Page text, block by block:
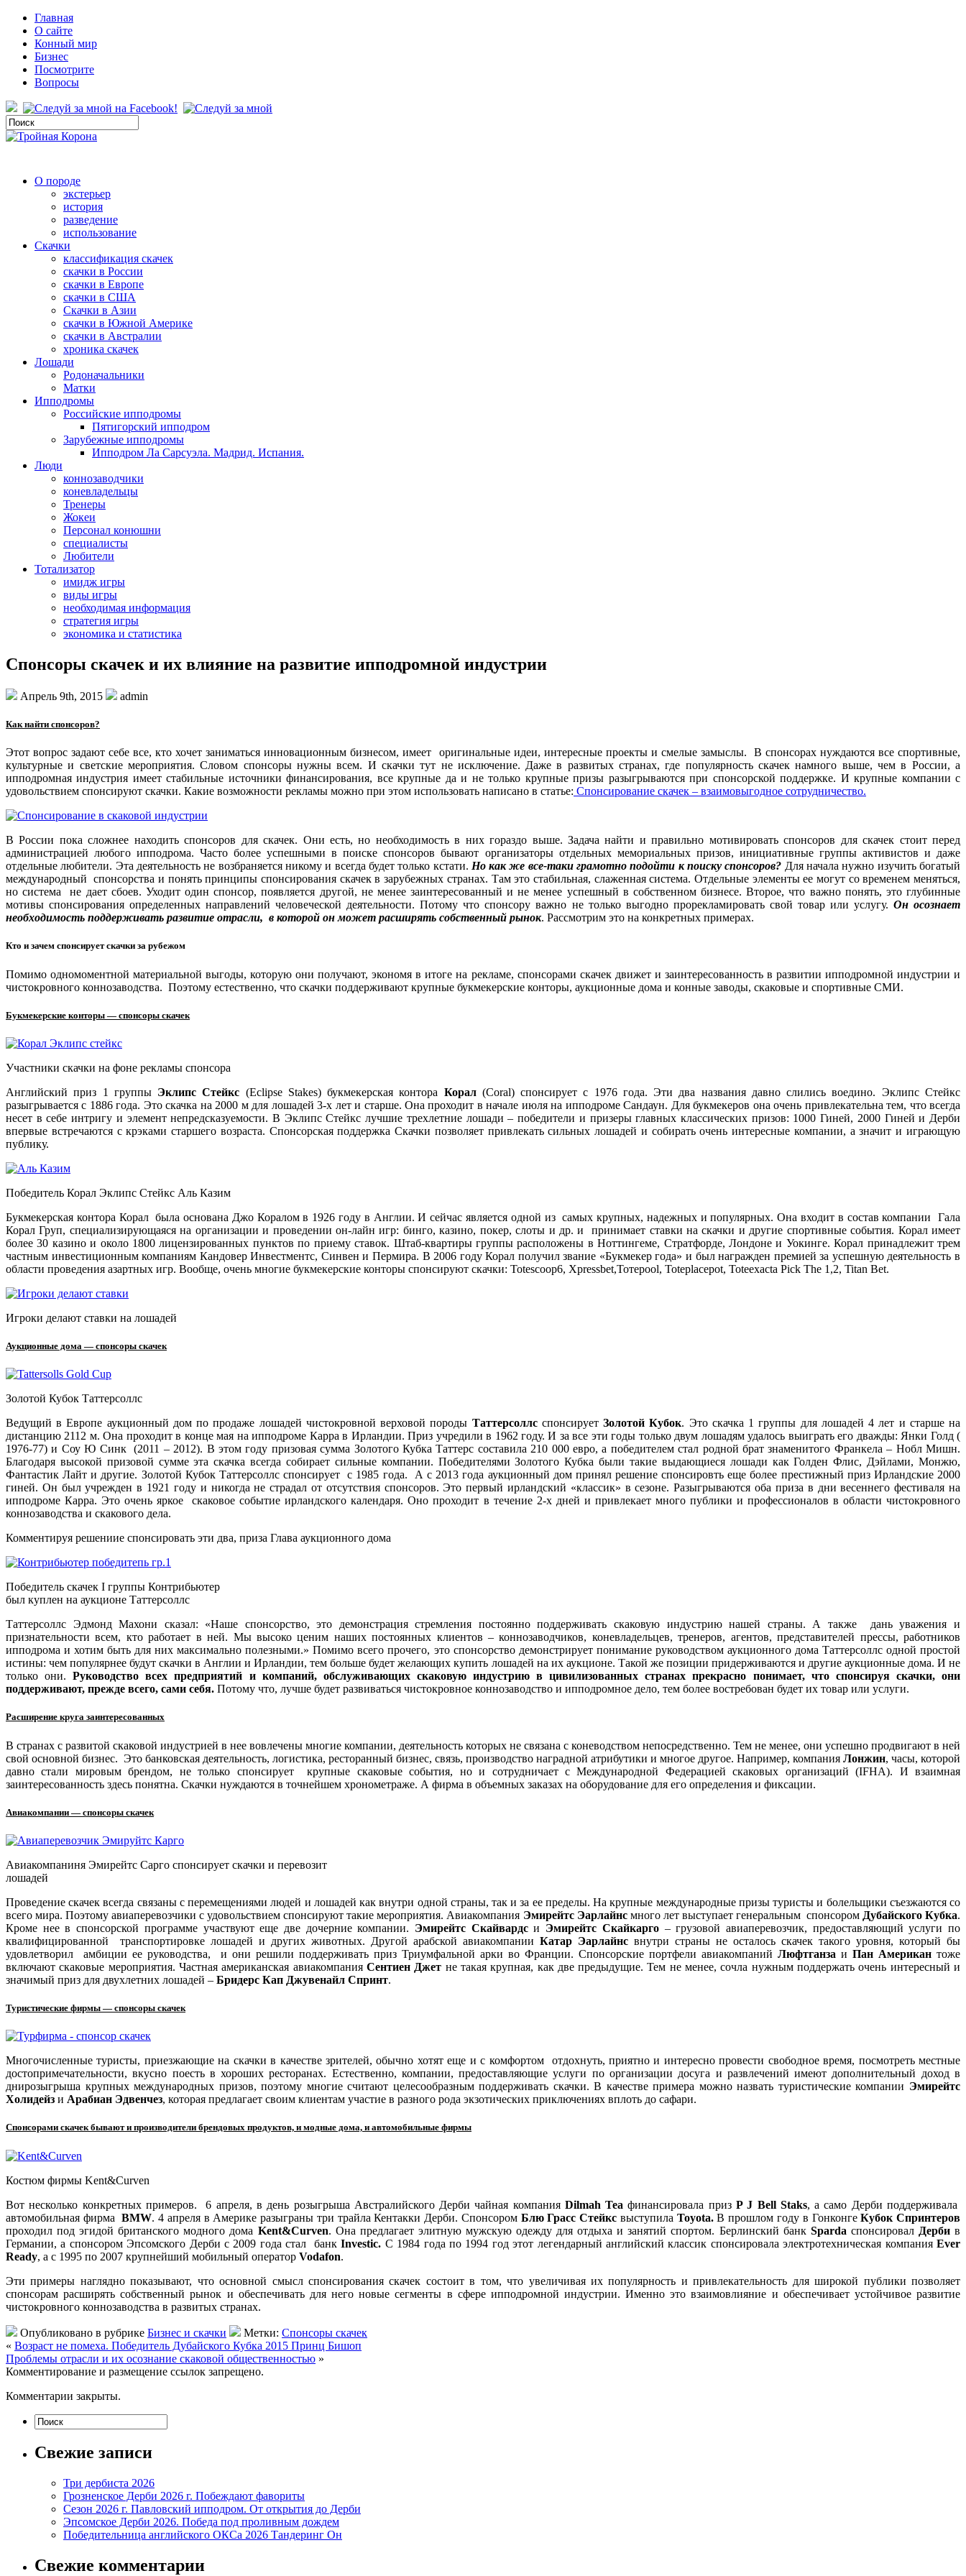
Главная
О сайте
Конный мир
Бизнес
Посмотрите
Вопросы
О породе
экстерьер
история
разведение
использование
Скачки
классификация скачек
скачки в России
скачки в Европе
скачки в США
Скачки в Азии
скачки в Южной Америке
скачки в Австралии
хроника скачек
Лошади
Родоначальники
Матки
Ипподромы
Российские ипподромы
Пятигорский ипподром
Зарубежные ипподромы
Ипподром Ла Сарсуэла. Мадрид. Испания.
Люди
коннозаводчики
коневладельцы
Тренеры
Жокеи
Персонал конюшни
специалисты
Любители
Тотализатор
имидж игры
виды игры
необходимая информация
стратегия игры
экономика и статистика
Спонсоры скачек и их влияние на развитие ипподромной индустрии
Апрель 9th, 2015 admin
Как найти спонсоров?
Этот вопрос задают себе все, кто хочет заниматься инновационным бизнесом, имеет оригинальные идеи, интересные проекты и смелые замыслы. В спонсорах нуждаются все спортивные,
культурные и светские мероприятия. Словом спонсоры нужны всем. И скачки тут не исключение. Даже в развитых странах, где популярность скачек намного выше, чем в России, а
ипподромная индустрия имеет стабильные источники финансирования, все крупные да и не только крупные призы разыгрываются при спонсорской поддержке. И крупные компании с
удовольствием спонсируют скачки. Какие возможности рекламы можно при этом использовать написано в статье: Спонсирование скачек – взаимовыгодное сотрудничество.
В России пока сложнее находить спонсоров для скачек. Они есть, но необходимость в них гораздо выше. Задача найти и правильно мотивировать спонсоров для скачек стоит перед
администрацией любого ипподрома. Часто более успешными в поиске спонсоров бывают организаторы отдельных мемориальных призов, инициативные группы активистов и даже
отдельные любители. Эта деятельность не возбраняется никому и всегда будет только кстати. Но как же все-таки грамотно подойти к поиску спонсоров? Для начала нужно изучить богатый
международный спонсорства и понять принципы спонсирования скачек в зарубежных странах. Там это стабильная, слаженная система. Отдельные элементы ее могут со временем меняться,
но система не дает сбоев. Уходит один спонсор, появляется другой, не менее заинтересованный и не менее успешный в собственном бизнесе. Второе, что важно понять, это глубинные
мотивы спонсирования определенных направлений человеческой деятельности. Потому что спонсору важно не только выгодно прорекламировать свой товар или услугу. Он осознает
необходимость поддерживать развитие отрасли, в которой он может расширять собственный рынок. Рассмотрим это на конкретных примерах.
Кто и зачем спонсирует скачки за рубежом
Помимо одномоментной материальной выгоды, которую они получают, экономя в итоге на рекламе, спонсорами скачек движет и заинтересованность в развитии ипподромной индустрии и
чистокровного коннозаводства. Поэтому естественно, что скачки поддерживают крупные букмекерские конторы, аукционные дома и конные заводы, скаковые и спортивные СМИ.
Букмекерские конторы — спонсоры скачек
Участники скачки на фоне рекламы спонсора
Английский приз 1 группы Эклипс Стейкс (Eclipse Stakes) букмекерская контора Корал(Coral) спонсирует с 1976 года. Эти два названия давно слились воедино. Эклипс Стейкс
разыгрывается с 1886 года. Это скачка на 2000 м для лошадей 3-х лет и старше. Она проходит в начале июля на ипподроме Сандаун. Для букмекеров она очень привлекательна тем, что всегда
несет в себе интригу и элемент непредсказуемости. В Эклипс Стейкс лучшие трехлетние лошади – победители и призеры главных классических призов: 1000 Гиней, 2000 Гиней и Дерби
впервые встречаются с крэками старшего возраста. Спонсорская поддержка Скачки позволяет привлекать сильных лошадей и собирать очень интересные компании, а значит и играющую
публику.
Победитель Корал Эклипс Стейкс Аль Казим
Букмекерская контора Корал была основана Джо Коралом в 1926 году в Англии. И сейчас является одной из самых крупных, надежных и популярных. Она входит в состав компании Гала
Корал Груп, специализирующаяся на организации и проведении он-лайн игр: бинго, казино, покер, слоты и др. и принимает ставки на скачки и другие спортивные события. Корал имеет
более 30 казино и около 1800 лицензированных пунктов по приему ставок. Штаб-квартиры группы расположены в Ноттингеме, Стратфорде, Лондоне и Уокинге. Корал принадлежит трем
частным инвестиционным компаниям Кандовер Инвестментс, Синвен и Пермира. В 2006 году Корал получил звание «Букмекер года» и был награжден премией за успешную деятельность в
области проведения азартных игр. Вообще, очень многие букмекерские конторы спонсируют скачки: Totescoop6, Xpressbet,Тотеpool, Toteplacepot, Toteexacta Pick The 1,2, Titan Bet.
Игроки делают ставки на лошадей
Аукционные дома — спонсоры скачек
Золотой Кубок Таттерсоллс
Ведущий в Европе аукционный дом по продаже лошадей чистокровной верховой породы ТаттерсоллсспонсируетЗолотой Кубок. Это скачка 1 группы для лошадей 4 лет и старше на
дистанцию 2112 м. Она проходит в конце мая на ипподроме Карра в Ирландии. Приз учредили в 1962 году. И за все эти годы только двум лошадям удалось выиграть его дважды: Янки Голд (
1976-77) и Соу Ю Синк (2011 – 2012). В этом году призовая сумма Золотого Кубка Таттерс составила 210 000 евро, а победителем стал родной брат знаменитого Франкела – Нобл Мишн.
Благодаря высокой призовой сумме эта скачка всегда собирает сильные компании. Победителями Золотого Кубка были такие выдающиеся лошади как Голден Флис, Дэйлами, Монжю,
Фантастик Лайт и другие. Золотой Кубок Таттерсоллс спонсирует с 1985 года. А с 2013 года аукционный дом принял решение спонсировть еще более престижный приз Ирландские 2000
гиней. Он был учрежден в 1921 году и никогда не страдал от отсутствия спонсоров. Это первый ирландский «классик» в сезоне. Разыгрываются оба приза в дни весеннего фестиваля на
ипподроме Карра. Это очень яркое скаковое событие ирландского календаря. Оно проходит в течение 2-х дней и привлекает много публики и профессионалов в области чистокровного
коннозаводства и скакового дела.
Комментируя решениие спонсировать эти два, приза Глава аукционного дома
Победитель скачек I группы Контрибьютер
был куплен на аукционе Таттерсоллс
Таттерсоллс Эдмонд Махони сказал: «Наше спонсорство, это демонстрация стремления постоянно поддерживать скаковую индустрию нашей страны. А также дань уважения и
признательности всем, кто работает в ней. Мы высоко ценим наших постоянных клиентов – коннозаводчиков, коневладельцев, тренеров, агентов, представителей прессы, работников
ипподрома и хотим быть для них максимально полезными.» Помимо всего прочего, это спонсорство демонстрирует понимание руководством аукционного дома Таттерсоллс одной простой
истины: чем популярнее будут скачки в Англии и Ирландии, тем больше будет желающих купить лошадей на их аукционе. Такой же позиции придерживаются и другие аукционные дома. И не
только они.Руководство всех предприятий и компаний, обслуживающих скаковую индустрию в цивилизованных странах прекрасно понимает, что спонсируя скачки, они
поддерживают, прежде всего, сами себя. Потому что, лучше будет развиваться чистокровное коннозаводство и ипподромное дело, тем более востребован будет их товар или услуги.
Расширение круга заинтересованных
В странах с развитой скаковой индустрией в нее вовлечены многие компании, деятельность которых не связана с коневодством непосредственно. Тем не менее, они успешно продвигают в ней
свой основной бизнес. Это банковская деятельность, логистика, ресторанный бизнес, связь, производство наградной атрибутики и многое другое. Например, компания Лонжин, часы, которой
давно стали мировым брендом, не только спонсирует крупные скаковые события, но и сотрудничает с Международной Федерацией скаковых организаций (IFHA). И взаимная
заинтересованность здесь понятна. Скачки нуждаются в точнейшем хронометраже. А фирма в объемных заказах на оборудование для его определения и фиксации.
Авиакомпании — спонсоры скачек
Авиакомпаниня Эмирейтс Сарго спонсирует скачки и перевозит
лошадей
Проведение скачек всегда связаны с перемещениями людей и лошадей как внутри одной страны, так и за ее пределы. На крупные международные призы туристы и болельщики съезжаются со
всего мира. Поэтому авиаперевозчики с удовольствием спонсируют такие мероприятия. Авиакомпания Эмирейтс Эарлайнсмного лет выступает генеральным спонсором Дубайского Кубка.
Кроме нее в спонсорской программе участвуют еще две дочерние компании. Эмирейтс Скайвардси Эмирейтс Скайкарго– грузовой авиаперевозчик, предоставляющий услуги по
квалифицированной транспортировке лошадей и других животных. Другой арабской авиакомпании Катар Эарлайнс внутри страны не осталось скачек такого уровня, который бы
удовлетворил амбиции ее руководства, и они решили поддерживать приз Триумфальной арки во Франции. Спонсорские портфели авиакомпаний Люфтганза и Пан Американ тоже
включают скаковые мероприятия. Частная американская авиакомпания Сентиен Джет не такая крупная, как две предыдущие. Тем не менее, сочла нужным поддержать очень интересный и
значимый приз для двухлетних лошадей – Бридерс Кап Джувенайл Спринт.
Туристические фирмы — спонсоры скачек
Многочисленные туристы, приезжающие на скачки в качестве зрителей, обычно хотят еще и с комфортом отдохнуть, приятно и интересно провести свободное время, посмотреть местные
достопримечательности, вкусно поесть в хороших ресторанах. Естественно, компании, предоставляющие услуги по организации досуга и развлечений имеют дополнительный доход в
днирозыгрыша крупных международных призов, поэтому многие считают целесообразным поддерживать скачки. В качестве примера можно назвать туристические компании Эмирейтс
Холидейз и Арабиан Эдвенчез, которая предлагает своим клиентам участие в разного рода экзотических приключениях вплоть до сафари.
Спонсорами скачек бывают и производители брендовых продуктов, и модные дома, и автомобильные фирмы
Костюм фирмы Kent&Curven
Вот несколько конкретных примеров. 6 апреля, в день розыгрыша Австралийского Дерби чайная компания Dilmah Tea финансировала призP J Bell Staks, а само Дерби поддерживала
автомобильная фирмаBMW. 4 апреля в Америке разыграны три трайла Кентакки Дерби. Спонсором Блю Грасс Стейкс выступила Toyota.В прошлом году в ГонконгеКубок Спринтеров
проходил под эгидой британского модного дома Kent&Curven. Она предлагает элитную мужскую одежду для отдыха и занятий спортом. Берлинский банк Sparda спонсировал Дербив
Германии, а спонсором Эпсомского Дерби с 2009 года стал банкInvestic. С 1984 года по 1994 год этот легендарный английский классик спонсировала электротехническая компанияEver
Ready, а с 1995 по 2007 крупнейший мобильный оператор Vodafon.
Эти примеры наглядно показывают, что основной смысл спонсирования скачек состоит в том, что увеличивая их популярность и привлекательность для широкой публики позволяет
спонсорам расширять собственный рынок и обеспечивать для него новые сегменты в сфере ипподромной индустрии. Именно это взаимовлияние и обеспечивает устойчивое развитие
чистокровного коннозаводства в развитых странах.
Опубликовано в рубрике Бизнес и скачки Метки: Спонсоры скачек
« Возраст не помеха. Победитель Дубайского Кубка 2015 Принц Бишоп
Проблемы отрасли и их осознание скаковой общественностью »
Комментирование и размещение ссылок запрещено.
Комментарии закрыты.
Свежие записи
Три дербиста 2026
Грозненское Дерби 2026 г. Побеждают фавориты
Сезон 2026 г. Павловский ипподром. От открытия до Дерби
Эпсомское Дерби 2026. Победа под проливным дождем
Победительница английского ОКСа 2026 Тандеринг Он
Свежие комментарии